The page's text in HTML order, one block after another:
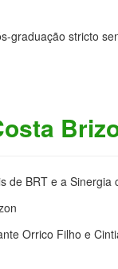
graduação stricto
de BRT e a Sinergia
Orrico Filho e